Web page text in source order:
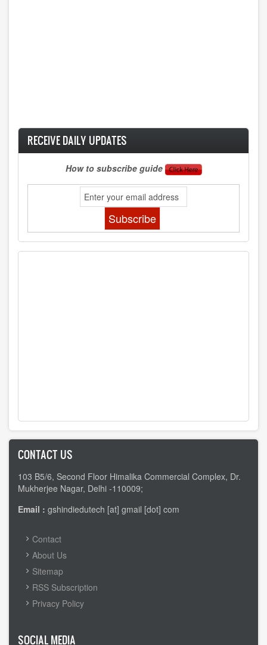
RECEIVE DAILY UPDATES
How to subscribe guide
CONTACT US
103 B5/6, Second Floor Himalika Commercial Complex, Dr.
Mukherjee Nagar, Delhi -110009;
Email : gshindiedutech [at] gmail [dot] com
FOOTER
MENU
Contact
About Us
Sitemap
RSS Subscription
Privacy Policy
SOCIAL MEDIA